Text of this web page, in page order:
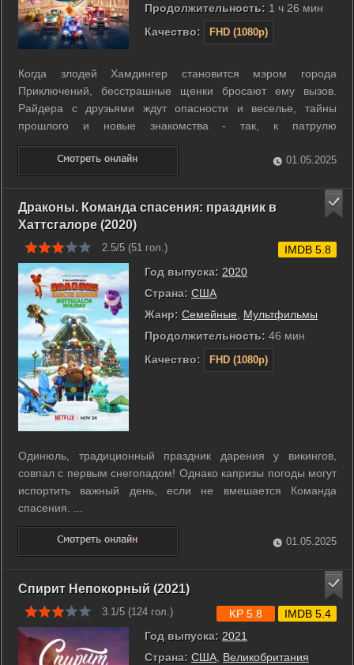
Продолжительность: 1 ч 26 мин
Качество:
FHD (1080p)
Когда злодей Хамдингер становится мэром города
Приключений, бесстрашные щенки бросают ему вызов.
Райдера с друзьями ждут опасности и веселье, тайны
прошлого и новые знакомства - так, к патрулю
присоединяется находчивая такса Либерти. Вооружившись
новыми гаджетами, смекалкой и дружбой, команда
хвостатых героев готова противостоять Хамдингеру и ...
01.05.2025
Драконы. Команда спасения: праздник в
Хаттсгалоре (2020)
2.5/5 (51 гол.)
Год выпуска: 2020
Страна: США
Жанр: Семейные
Мультфильмы
Продолжительность: 46 мин
Качество:
FHD (1080p)
IMDB 5.8
Одинюль, традиционный праздник дарения у викингов,
совпал с первым снегопадом! Однако капризы погоды могут
испортить важный день, если не вмешается Команда
спасения. ...
01.05.2025
Спирит Непокорный (2021)
3.1/5 (124 гол.)
Год выпуска: 2021
Страна: США Великобритания
KP 5.8 IMDB 5.4